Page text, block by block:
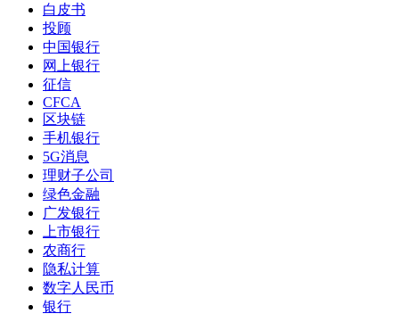
白皮书
投顾
中国银行
网上银行
征信
CFCA
区块链
手机银行
5G消息
理财子公司
绿色金融
广发银行
上市银行
农商行
隐私计算
数字人民币
银行